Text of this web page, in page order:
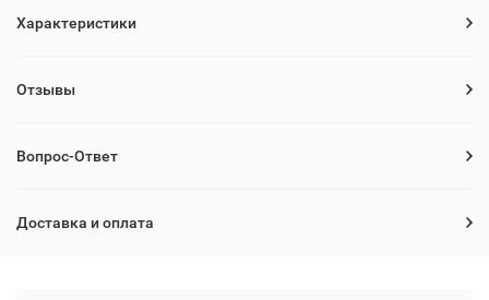
Характеристики
Отзывы
Вопрос-Ответ
Доставка и оплата